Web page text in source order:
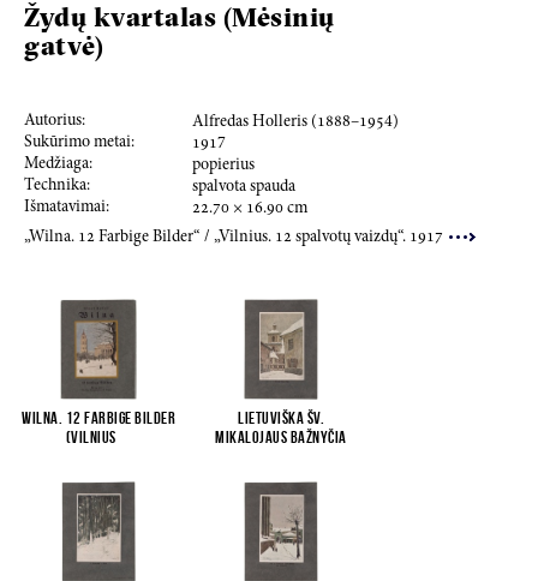
Žydų kvartalas (Mėsinių
gatvė)
Autorius: Alfredas Holleris (1888–1954)
Sukūrimo metai:
1917
Medžiaga:
popierius
Technika:
spalvota spauda
Išmatavimai:
22.70 × 16.90 cm
„Wilna. 12 Farbige Bilder“ / „Vilnius. 12 spalvotų vaizdų“. 1917
Wilna. 12 Farbige Bilder
(Vilnius
Lietuviška Šv.
Mikalojaus bažnyčia